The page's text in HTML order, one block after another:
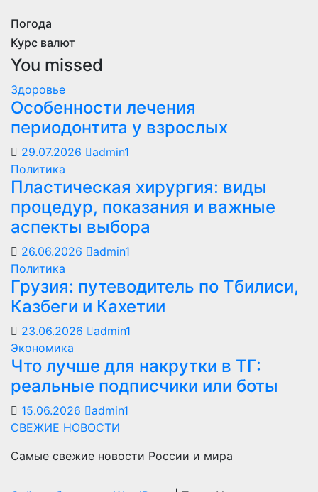
Погода
Курс валют
You missed
Здоровье
Особенности лечения
периодонтита у взрослых
29.07.2026
admin1
Политика
Пластическая хирургия: виды
процедур, показания и важные
аспекты выбора
26.06.2026
admin1
Политика
Грузия: путеводитель по Тбилиси,
Казбеги и Кахетии
23.06.2026
admin1
Экономика
Что лучше для накрутки в ТГ:
реальные подписчики или боты
15.06.2026
admin1
СВЕЖИЕ НОВОСТИ
Самые свежие новости России и мира